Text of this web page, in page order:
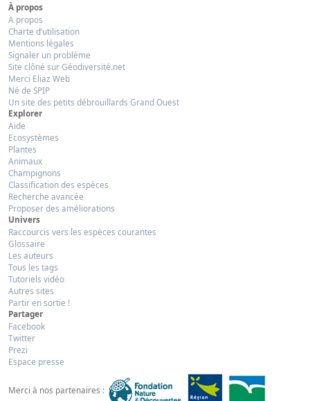
À propos
A propos
Charte d’utilisation
Mentions légales
Signaler un problème
Site clôné sur Géodiversité.net
Merci Eliaz Web
Né de SPIP
Un site des petits débrouillards Grand Ouest
Explorer
Aide
Ecosystèmes
Plantes
Animaux
Champignons
Classification des espèces
Recherche avancée
Proposer des améliorations
Univers
Raccourcis vers les espèces courantes
Glossaire
Les auteurs
Tous les tags
Tutoriels vidéo
Autres sites
Partir en sortie !
Partager
Facebook
Twitter
Prezi
Espace presse
Merci à nos partenaires :